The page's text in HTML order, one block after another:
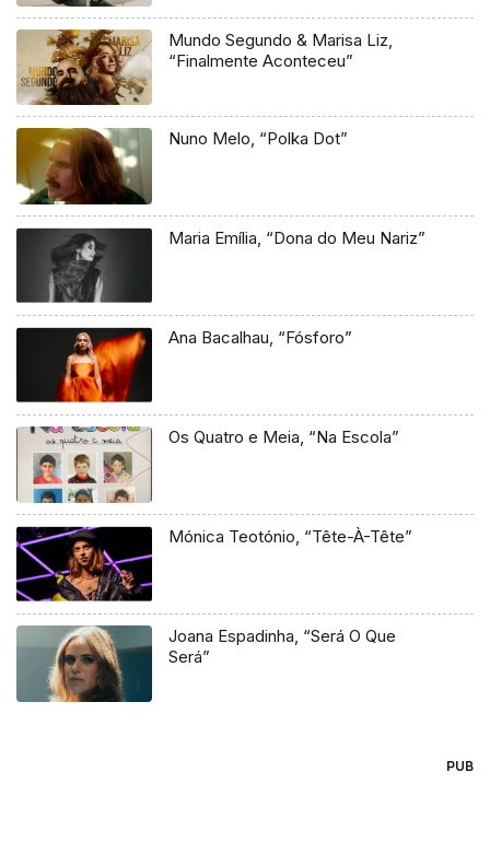
Mundo Segundo & Marisa Liz,
“Finalmente Aconteceu”
Nuno Melo, “Polka Dot”
Maria Emília, “Dona do Meu Nariz”
Ana Bacalhau, “Fósforo”
Os Quatro e Meia, “Na Escola”
Mónica Teotónio, “Tête-À-Tête”
Joana Espadinha, “Será O Que
Será”
PUB